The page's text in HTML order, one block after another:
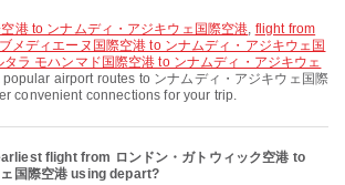
港 to ンナムディ・アジキウェ国際空港, flight from
メディエーヌ国際空港 to ンナムディ・アジキウェ国
ラ モハンマド国際空港 to ンナムディ・アジキウェ
airport routes to ンナムディ・アジキウェ国際
convenient connections for your trip.
flight from ロンドン・ガトウィック空港 to
国際空港 using depart?